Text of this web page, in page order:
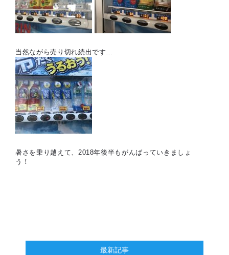
当然ながら売り切れ続出です…
暑さを乗り越えて、2018年後半もがんばっていきましょ
う！
最新記事